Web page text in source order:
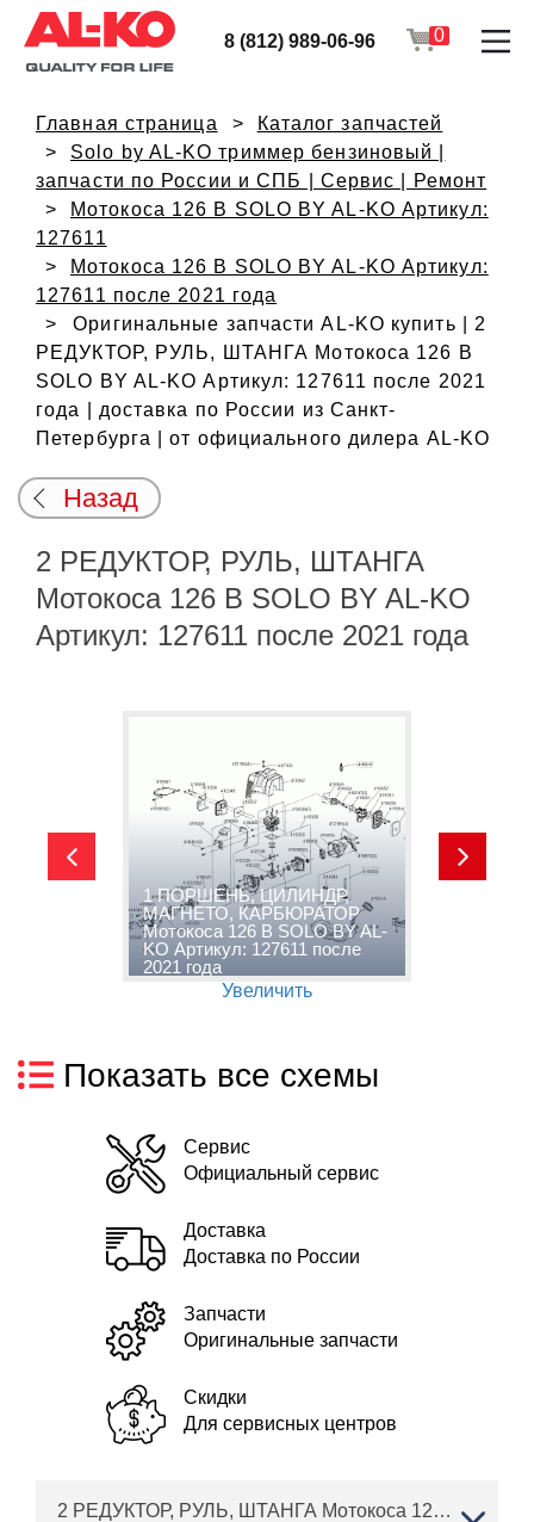
8 (812) 989-06-96 0
Главная страница
Каталог запчастей
Solo by AL-KO триммер бензиновый |
запчасти по России и СПБ | Сервис | Ремонт
Мотокоса 126 B SOLO BY AL-KO Артикул:
127611
Мотокоса 126 B SOLO BY AL-KO Артикул:
127611 после 2021 года
Оригинальные запчасти AL-KO купить | 2
РЕДУКТОР, РУЛЬ, ШТАНГА Мотокоса 126 B
SOLO BY AL-KO Артикул: 127611 после 2021
года | доставка по России из Санкт-
Петербурга | от официального дилера AL-KO
Назад
2 РЕДУКТОР, РУЛЬ, ШТАНГА
Мотокоса 126 B SOLO BY AL-KO
Артикул: 127611 после 2021 года
1 ПОРШЕНЬ, ЦИЛИНДР,
МАГНЕТО, КАРБЮРАТОР
Мотокоса 126 B SOLO BY AL-
KO Артикул: 127611 после
2021 года
Увеличить
Показать все схемы
Сервис
Официальный сервис
Доставка
Доставка по России
Запчасти
Оригинальные запчасти
Скидки
Для сервисных центров
2 РЕДУКТОР, РУЛЬ, ШТАНГА Мотокоса 126 B SOLO BY AL-KO Артикул: 127611 после 2021 года